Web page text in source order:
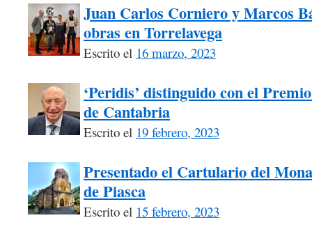
Juan Carlos Corniero y Marcos
obras en Torrelavega
Escrito el 16 marzo, 2023
‘Peridis’ distinguido con el
de Cantabria
Escrito el 19 febrero, 2023
Presentado el Cartulario del
de Piasca
Escrito el 15 febrero, 2023